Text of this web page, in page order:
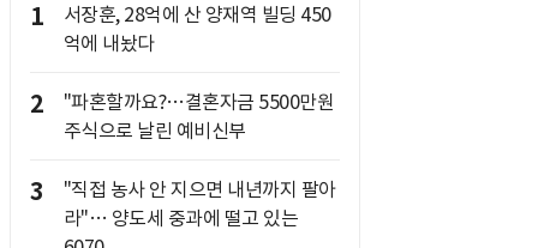
1
서장훈, 28억에 산 양재역 빌딩 450
억에 내놨다
2
"파혼할까요?…결혼자금 5500만원
주식으로 날린 예비신부
3
"직접 농사 안 지으면 내년까지 팔아
라"… 양도세 중과에 떨고 있는